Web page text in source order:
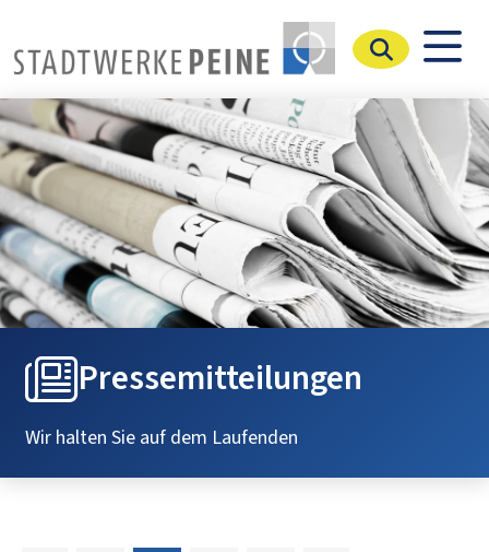
Stadtwerke Peine
Pressemitteilungen
Wir halten Sie auf dem Laufenden